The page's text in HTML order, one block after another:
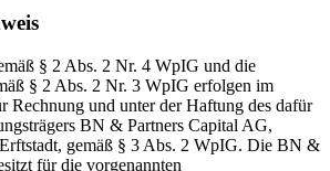
§ 2 Abs. 2 Nr. 4 WpIG und die
§ 2 Abs. 2 Nr. 3 WpIG erfolgen im
Rechnung und unter der Haftung des dafür
BN & Partners Capital AG,
gemäß § 3 Abs. 2 WpIG. Die BN &
für die vorgenannten